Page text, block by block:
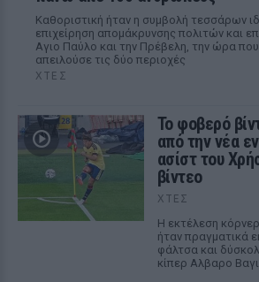
Καθοριστική ήταν η συμβολή τεσσάρων
επιχείρηση απομάκρυνσης πολιτών και
Αγιο Παύλο και την Πρέβελη, την ώρα
απειλούσε τις δύο περιοχές
ΧΤΕΣ
Το φοβερό
από την νέα
ασίστ του
βίντεο
ΧΤΕΣ
Η εκτέλεση
ήταν πραγματικά
φάλτσα και
κίπερ Αλβαρο